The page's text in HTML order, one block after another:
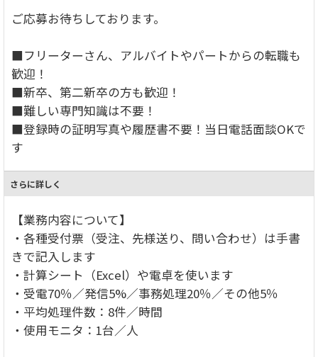
ご応募お待ちしております。
■フリーターさん、アルバイトやパートからの転職も
歓迎！
■新卒、第二新卒の方も歓迎！
■難しい専門知識は不要！
■登録時の証明写真や履歴書不要！当日電話面談OKで
す
さらに詳しく
【業務内容について】
・各種受付票（受注、先様送り、問い合わせ）は手書
きで記入します
・計算シート（Excel）や電卓を使います
・受電70％／発信5%／事務処理20％／その他5％
・平均処理件数：8件／時間
・使用モニタ：1台／人